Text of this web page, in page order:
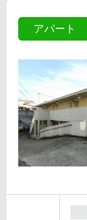
アパート